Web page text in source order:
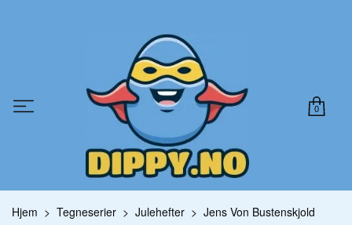
0
Hjem Tegneserier Julehefter Jens Von Bustenskjold